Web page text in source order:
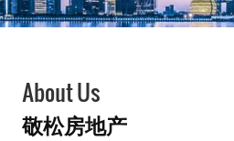
About Us
敬松房地产